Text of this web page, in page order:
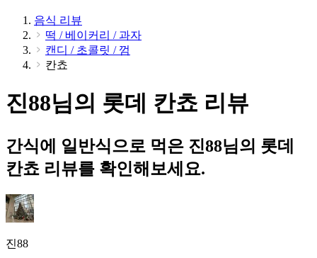
음식 리뷰
떡 / 베이커리 / 과자
캔디 / 초콜릿 / 껌
칸쵸
진88님의 롯데 칸쵸 리뷰
간식에 일반식으로 먹은 진88님의 롯데
칸쵸 리뷰를 확인해보세요.
진88